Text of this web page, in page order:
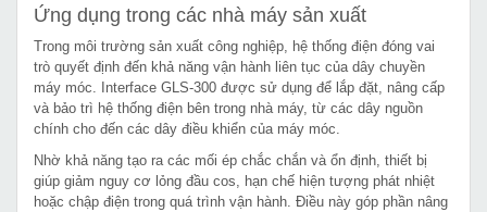
Ứng dụng trong các nhà máy sản xuất
Trong môi trường sản xuất công nghiệp, hệ thống điện đóng vai
trò quyết định đến khả năng vận hành liên tục của dây chuyền
máy móc. Interface GLS-300 được sử dụng để lắp đặt, nâng cấp
và bảo trì hệ thống điện bên trong nhà máy, từ các dây nguồn
chính cho đến các dây điều khiển của máy móc.
Nhờ khả năng tạo ra các mối ép chắc chắn và ổn định, thiết bị
giúp giảm nguy cơ lỏng đầu cos, hạn chế hiện tượng phát nhiệt
hoặc chập điện trong quá trình vận hành. Điều này góp phần nâng